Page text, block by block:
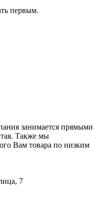
первым.
занимается прямыми
Также мы
Вам товара по низким
7